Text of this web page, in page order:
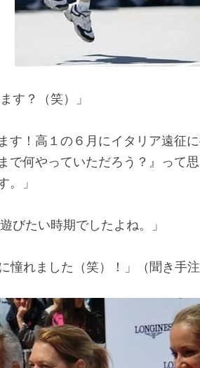
す？（笑）」
す！高１の６月にイタリア遠征
で何やっていただろう？』って
。」
びたい時期でしたよね。」
憧れました（笑）！」（聞き手注